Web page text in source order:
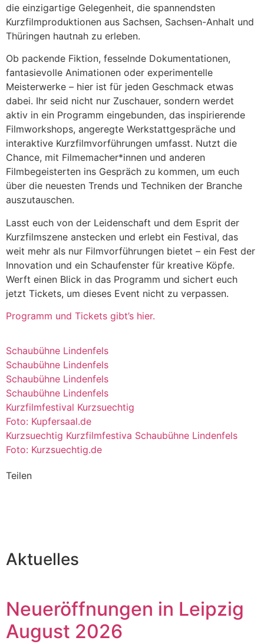
die einzigartige Gelegenheit, die spannendsten
Kurzfilmproduktionen aus Sachsen, Sachsen-Anhalt und
Thüringen hautnah zu erleben.
Ob packende Fiktion, fesselnde Dokumentationen,
fantasievolle Animationen oder experimentelle
Meisterwerke – hier ist für jeden Geschmack etwas
dabei. Ihr seid nicht nur Zuschauer, sondern werdet
aktiv in ein Programm eingebunden, das inspirierende
Filmworkshops, angeregte Werkstattgespräche und
interaktive Kurzfilmvorführungen umfasst. Nutzt die
Chance, mit Filmemacher*innen und anderen
Filmbegeisterten ins Gespräch zu kommen, um euch
über die neuesten Trends und Techniken der Branche
auszutauschen.
Lasst euch von der Leidenschaft und dem Esprit der
Kurzfilmszene anstecken und erlebt ein Festival, das
weit mehr als nur Filmvorführungen bietet – ein Fest der
Innovation und ein Schaufenster für kreative Köpfe.
Werft einen Blick in das Programm und sichert euch
jetzt Tickets, um dieses Event nicht zu verpassen.
Programm und Tickets gibt’s hier.
Schaubühne Lindenfels
Schaubühne Lindenfels
Schaubühne Lindenfels
Schaubühne Lindenfels
Kurzfilmfestival Kurzsuechtig
Foto: Kupfersaal.de
Kurzsuechtig Kurzfilmfestiva Schaubühne Lindenfels
Foto: Kurzsuechtig.de
Teilen
Aktuelles
Neueröffnungen in Leipzig
August 2026